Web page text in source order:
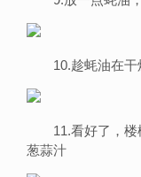
10.趁蚝油在
11.看好了，
葱蒜汁